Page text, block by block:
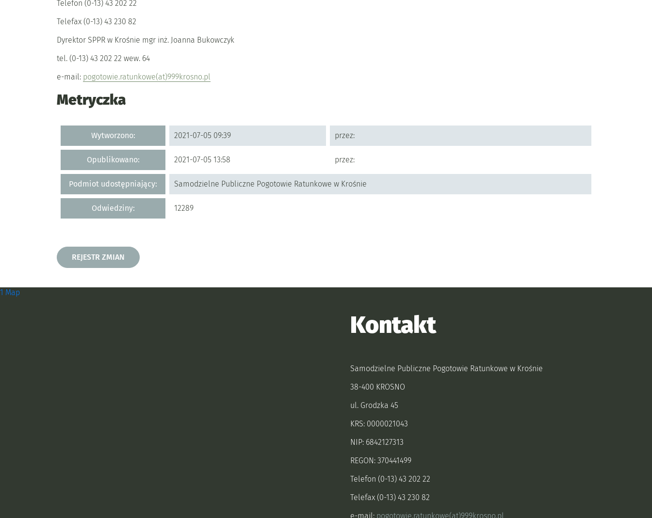
Telefon (0-13) 43 202 22
Telefax (0-13) 43 230 82
Dyrektor SPPR w Krośnie mgr inż. Joanna Bukowczyk
tel. (0-13) 43 202 22 wew. 64
e-mail: pogotowie.ratunkowe(at)999krosno.pl
Metryczka
Metryczka
Wytworzono: 2021-07-05 09:39 przez:
Opublikowano: 2021-07-05 13:58 przez:
Podmiot udostępniający: Samodzielne Publiczne Pogotowie Ratunkowe w Krośnie
Odwiedziny: 12289
Rejestr zmian
REJESTR ZMIAN
Zobacz, gdzie się znajdujemy i jak do nas dojechać.
1 Map
Kontakt
Samodzielne Publiczne Pogotowie Ratunkowe w Krośnie
38-400 KROSNO
ul. Grodzka 45
KRS: 0000021043
NIP: 6842127313
REGON: 370441499
Telefon (0-13) 43 202 22
Telefax (0-13) 43 230 82
e-mail: pogotowie.ratunkowe(at)999krosno.pl